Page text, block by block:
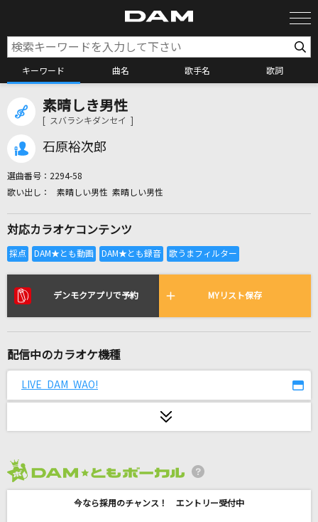
キーワード 曲名 歌手名 歌詞
カラオケ検索
全国りれき
リアルタイムで歌われている曲の一覧
[生音]好きだ。
秒針を噛む
素晴しき男性
[ スバラシキダンセイ ]
石原裕次郎
選曲番号： 2294-58
素晴しい男性 素晴しい男性
対応カラオケコンテンツ
デンモクアプリで予約 MYリスト保存
配信中のカラオケ機種
LIVE DAM WAO!
今なら採用のチャンス！ エントリー受付中